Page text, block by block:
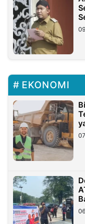
EKONOMI